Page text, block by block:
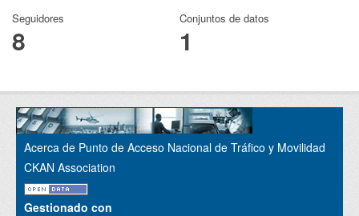
Seguidores
8
Conjuntos de datos
1
Acerca de Punto de Acceso Nacional de Tráfico y Movilidad
CKAN Association
Gestionado con